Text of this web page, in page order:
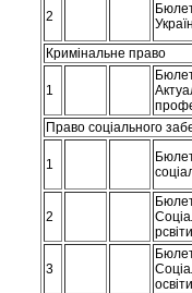
2
Кримінальне право
1
Право соціального
1
2
3